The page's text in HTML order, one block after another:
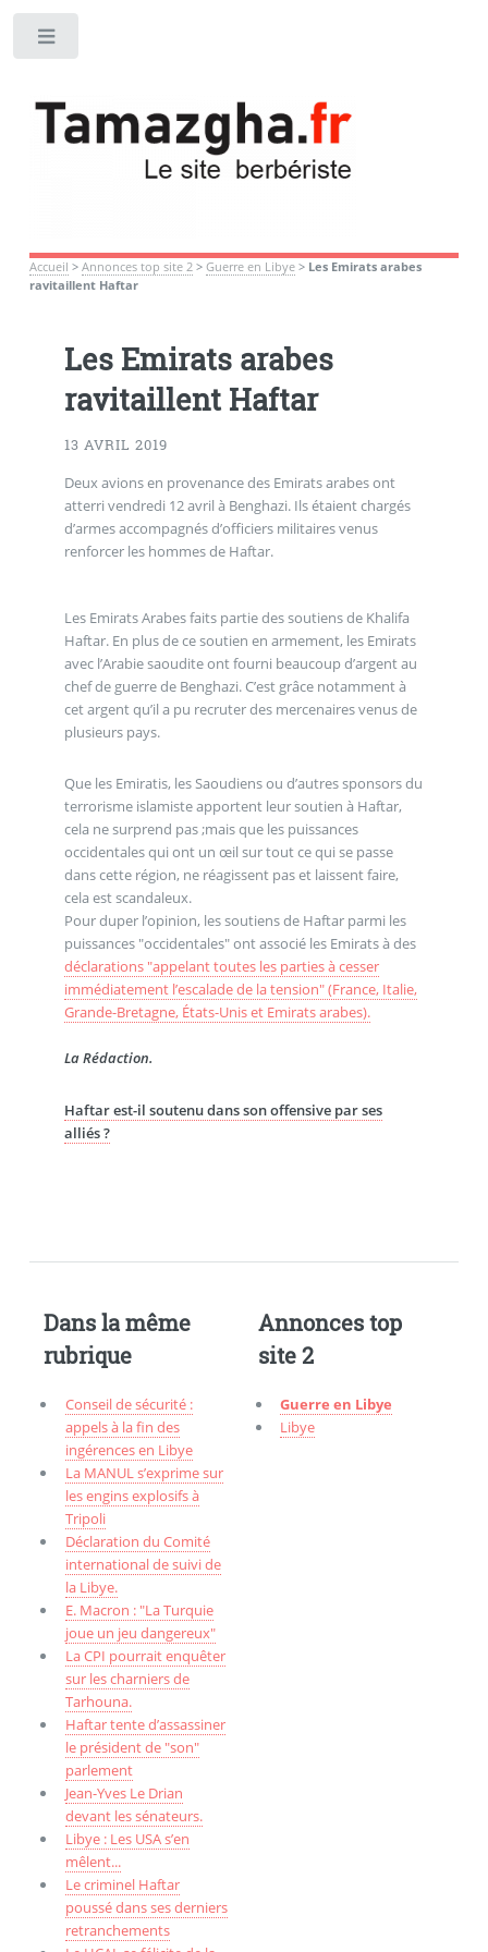
Accueil > Annonces top site 2> Guerre en Libye> Les Emirats arabes
ravitaillent Haftar
Les Emirats arabes
ravitaillent Haftar
13 AVRIL 2019
Deux avions en provenance des Emirats arabes ont
atterri vendredi 12 avril à Benghazi. Ils étaient chargés
d’armes accompagnés d’officiers militaires venus
renforcer les hommes de Haftar.
Les Emirats Arabes faits partie des soutiens de Khalifa
Haftar. En plus de ce soutien en armement, les Emirats
avec l’Arabie saoudite ont fourni beaucoup d’argent au
chef de guerre de Benghazi. C’est grâce notamment à
cet argent qu’il a pu recruter des mercenaires venus de
plusieurs pays.
Que les Emiratis, les Saoudiens ou d’autres sponsors du
terrorisme islamiste apportent leur soutien à Haftar,
cela ne surprend pas ;mais que les puissances
occidentales qui ont un œil sur tout ce qui se passe
dans cette région, ne réagissent pas et laissent faire,
cela est scandaleux.
Pour duper l’opinion, les soutiens de Haftar parmi les
puissances "occidentales" ont associé les Emirats à des
déclarations "appelant toutes les parties à cesser
immédiatement l’escalade de la tension" (France, Italie,
Grande-Bretagne, États-Unis et Emirats arabes).
La Rédaction.
Haftar est-il soutenu dans son offensive par ses
alliés ?
Dans la même
rubrique
Conseil de sécurité :
appels à la fin des
ingérences en Libye
La MANUL s’exprime sur
les engins explosifs à
Tripoli
Déclaration du Comité
international de suivi de
la Libye.
E. Macron : "La Turquie
joue un jeu dangereux"
La CPI pourrait enquêter
sur les charniers de
Tarhouna.
Haftar tente d’assassiner
le président de "son"
parlement
Jean-Yves Le Drian
devant les sénateurs.
Libye : Les USA s’en
mêlent...
Le criminel Haftar
poussé dans ses derniers
retranchements
Annonces top
site 2
Guerre en Libye
Libye